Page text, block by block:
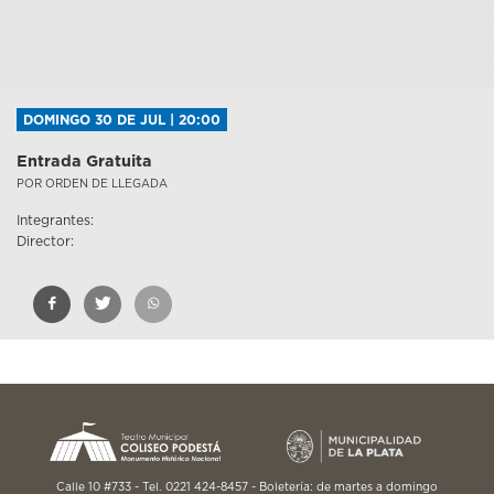
DOMINGO 30 DE JUL | 20:00
Entrada Gratuita
POR ORDEN DE LLEGADA
Integrantes:
Director:
Calle 10 #733 - Tel. 0221 424-8457 - Boletería: de martes a domingo